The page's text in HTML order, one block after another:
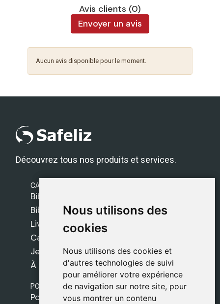
Nous utilisons des
cookies
Nous utilisons des cookies et
d'autres technologies de suivi
pour améliorer votre expérience
de navigation sur notre site, pour
vous montrer un contenu
Nous utilisons des
cookies
Nous utilisons des cookies et
d'autres technologies de suivi
pour améliorer votre expérience
de navigation sur notre site, pour
vous montrer un contenu
Avis clients (0)
Envoyer un avis
Aucun avis disponible pour le moment.
Découvrez tous nos produits et services.
CATÉGORIES
Bibles Safeliz
Bibles
Livres
Cadeaux
Jeux
À propos de nous
POLITIQUES
Politique de livraison